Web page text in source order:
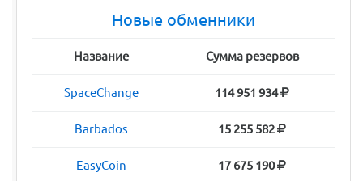
Новые обменники
Название Сумма резервов
SpaceChange 114 951 934
Barbados 15 255 582
EasyCoin 17 675 190